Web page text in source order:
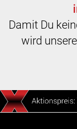
Damit Du
wird